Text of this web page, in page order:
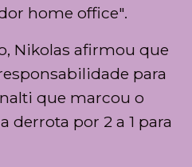
home office".
Nikolas afirmou que
para
que marcou o
derrota por 2 a 1 para